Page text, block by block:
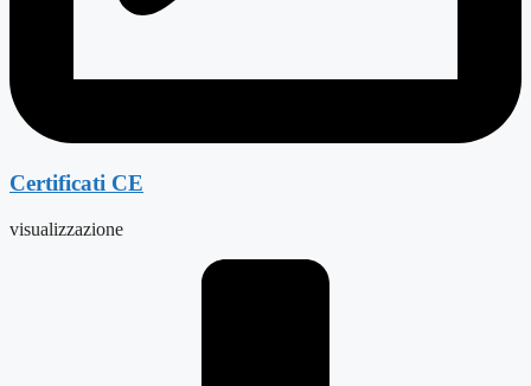
Certificati CE
visualizzazione